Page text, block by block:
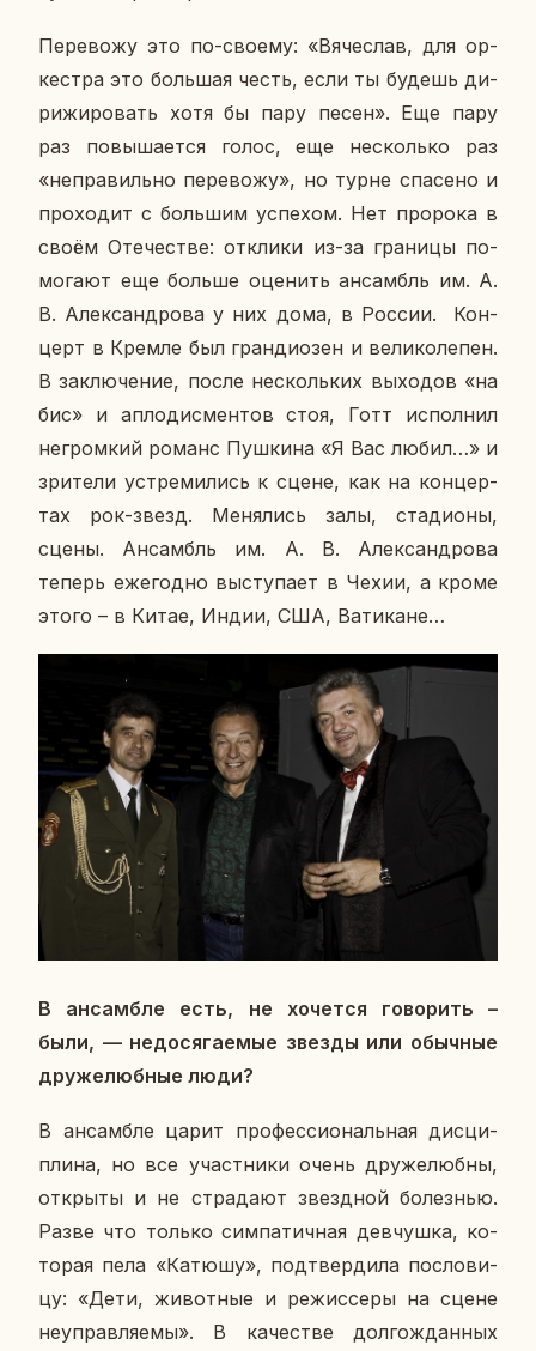
Пе­ре­во­жу это по-своему: «Вя­че­слав, для ор­
кест­ра это боль­шая честь, если ты будешь ди­
ри­жи­ро­вать хотя бы пару песен». Еще пару
раз по­вы­ша­ет­ся голос, еще несколь­ко раз
«непра­виль­но пе­ре­во­жу», но турне спа­се­но и
про­хо­дит с боль­шим успе­хом. Нет про­ро­ка в
своём Оте­че­стве: от­кли­ки из-за гра­ни­цы по­
мо­га­ют еще больше оце­нить ан­самбль им. А.
В. Алек­сан­дро­ва у них дома, в России. Кон­
церт в Кремле был гран­ди­о­зен и ве­ли­ко­ле­пен.
В за­клю­че­ние, после несколь­ких вы­хо­дов «на
бис» и ап­ло­дис­мен­тов стоя, Готт ис­пол­нил
негром­кий романс Пуш­ки­на «Я Вас любил…» и
зри­те­ли устре­ми­лись к сцене, как на кон­цер­
тах рок-звезд. Ме­ня­лись залы, ста­ди­о­ны,
сцены. Ан­самбль им. А. В. Алек­сан­дро­ва
теперь еже­год­но вы­сту­па­ет в Чехии, а кроме
этого – в Китае, Индии, США, Ва­ти­кане…
В ан­сам­бле есть, не хо­чет­ся го­во­рить –
были, — недо­ся­га­е­мые звезды или обыч­ные
дру­же­люб­ные люди?
В ан­сам­бле царит про­фес­си­о­наль­ная дис­ци­
пли­на, но все участ­ни­ки очень дру­же­люб­ны,
от­кры­ты и не стра­да­ют звезд­ной бо­лез­нью.
Разве что только сим­па­тич­ная дев­чуш­ка, ко­
то­рая пела «Катюшу», под­твер­ди­ла по­сло­ви­
цу: «Дети, жи­вот­ные и ре­жис­се­ры на сцене
неуправ­ля­е­мы». В ка­че­стве дол­го­ждан­ных